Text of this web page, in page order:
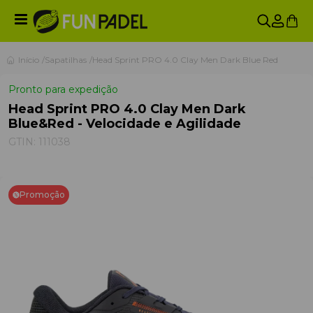
Início Sapatilhas Head Sprint PRO 4.0 Clay Men Dark Blue Red
Pronto para expedição
Head Sprint PRO 4.0 Clay Men Dark
Blue&Red - Velocidade e Agilidade
GTIN: 111038
Promoção